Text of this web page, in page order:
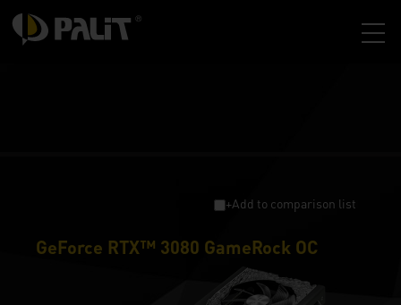
+Add to comparison list
GeForce RTX™ 3080 GameRock OC